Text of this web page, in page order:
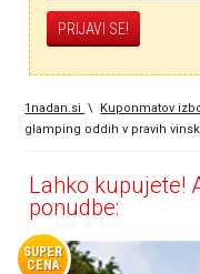
1nadan.si \ Kuponmatov
glamping oddih v pravih
Lahko kupujete!
ponudbe:
SUPER
CENA